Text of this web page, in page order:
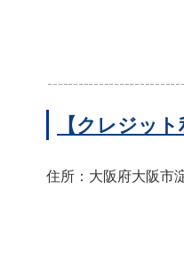
【クレジッ
住所：大阪府大阪市